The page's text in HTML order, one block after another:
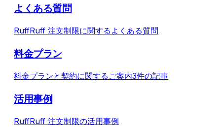
よくある質問
RuffRuff 注文制限に関するよくある質問
料金プラン
料金プランと契約に関するご案内3件の記事
活用事例
RuffRuff 注文制限の活用事例